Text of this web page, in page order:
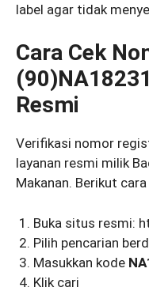
label agar tidak
Cara Cek
Resmi
Verifikasi nomor
layanan resmi milik
Makanan. Berikut
Buka situs resmi:
Pilih pencarian
Masukkan kode
Klik cari